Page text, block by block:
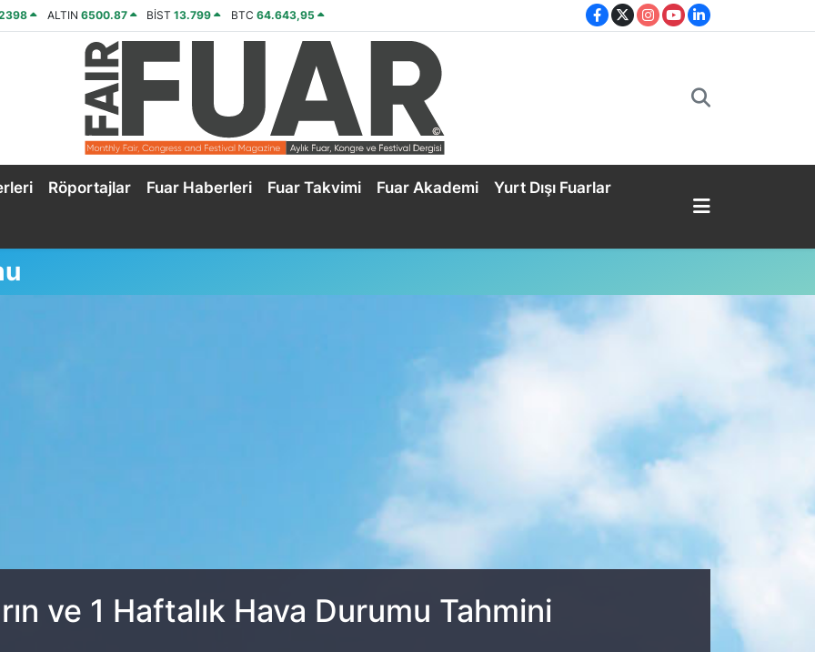
ALTIN 6500.87 BİST13.799 BTC 64.643,95
Röportajlar Fuar Haberleri Fuar Takvimi Fuar Akademi Yurt Dışı Fuarlar
ve 1 Haftalık Hava Durumu Tahmini